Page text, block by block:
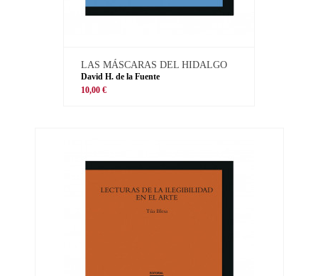
LAS MÁSCARAS DEL HIDALGO
David H. de la Fuente
10,00 €